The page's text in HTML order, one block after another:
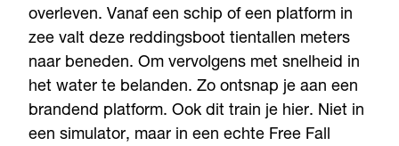
overleven. Vanaf een schip of een platform in
zee valt deze reddingsboot tientallen meters
naar beneden. Om vervolgens met snelheid in
het water te belanden. Zo ontsnap je aan een
brandend platform. Ook dit train je hier. Niet in
een simulator, maar in een echte Free Fall